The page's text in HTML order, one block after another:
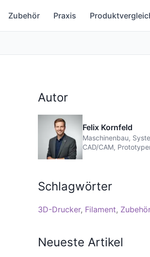
Zubehör Praxis
Autor
Felix Kornfeld
Maschinenbau,
CAD/CAM,
Schlagwörter
3D-Drucker Filament Zubehör
Neueste Artikel